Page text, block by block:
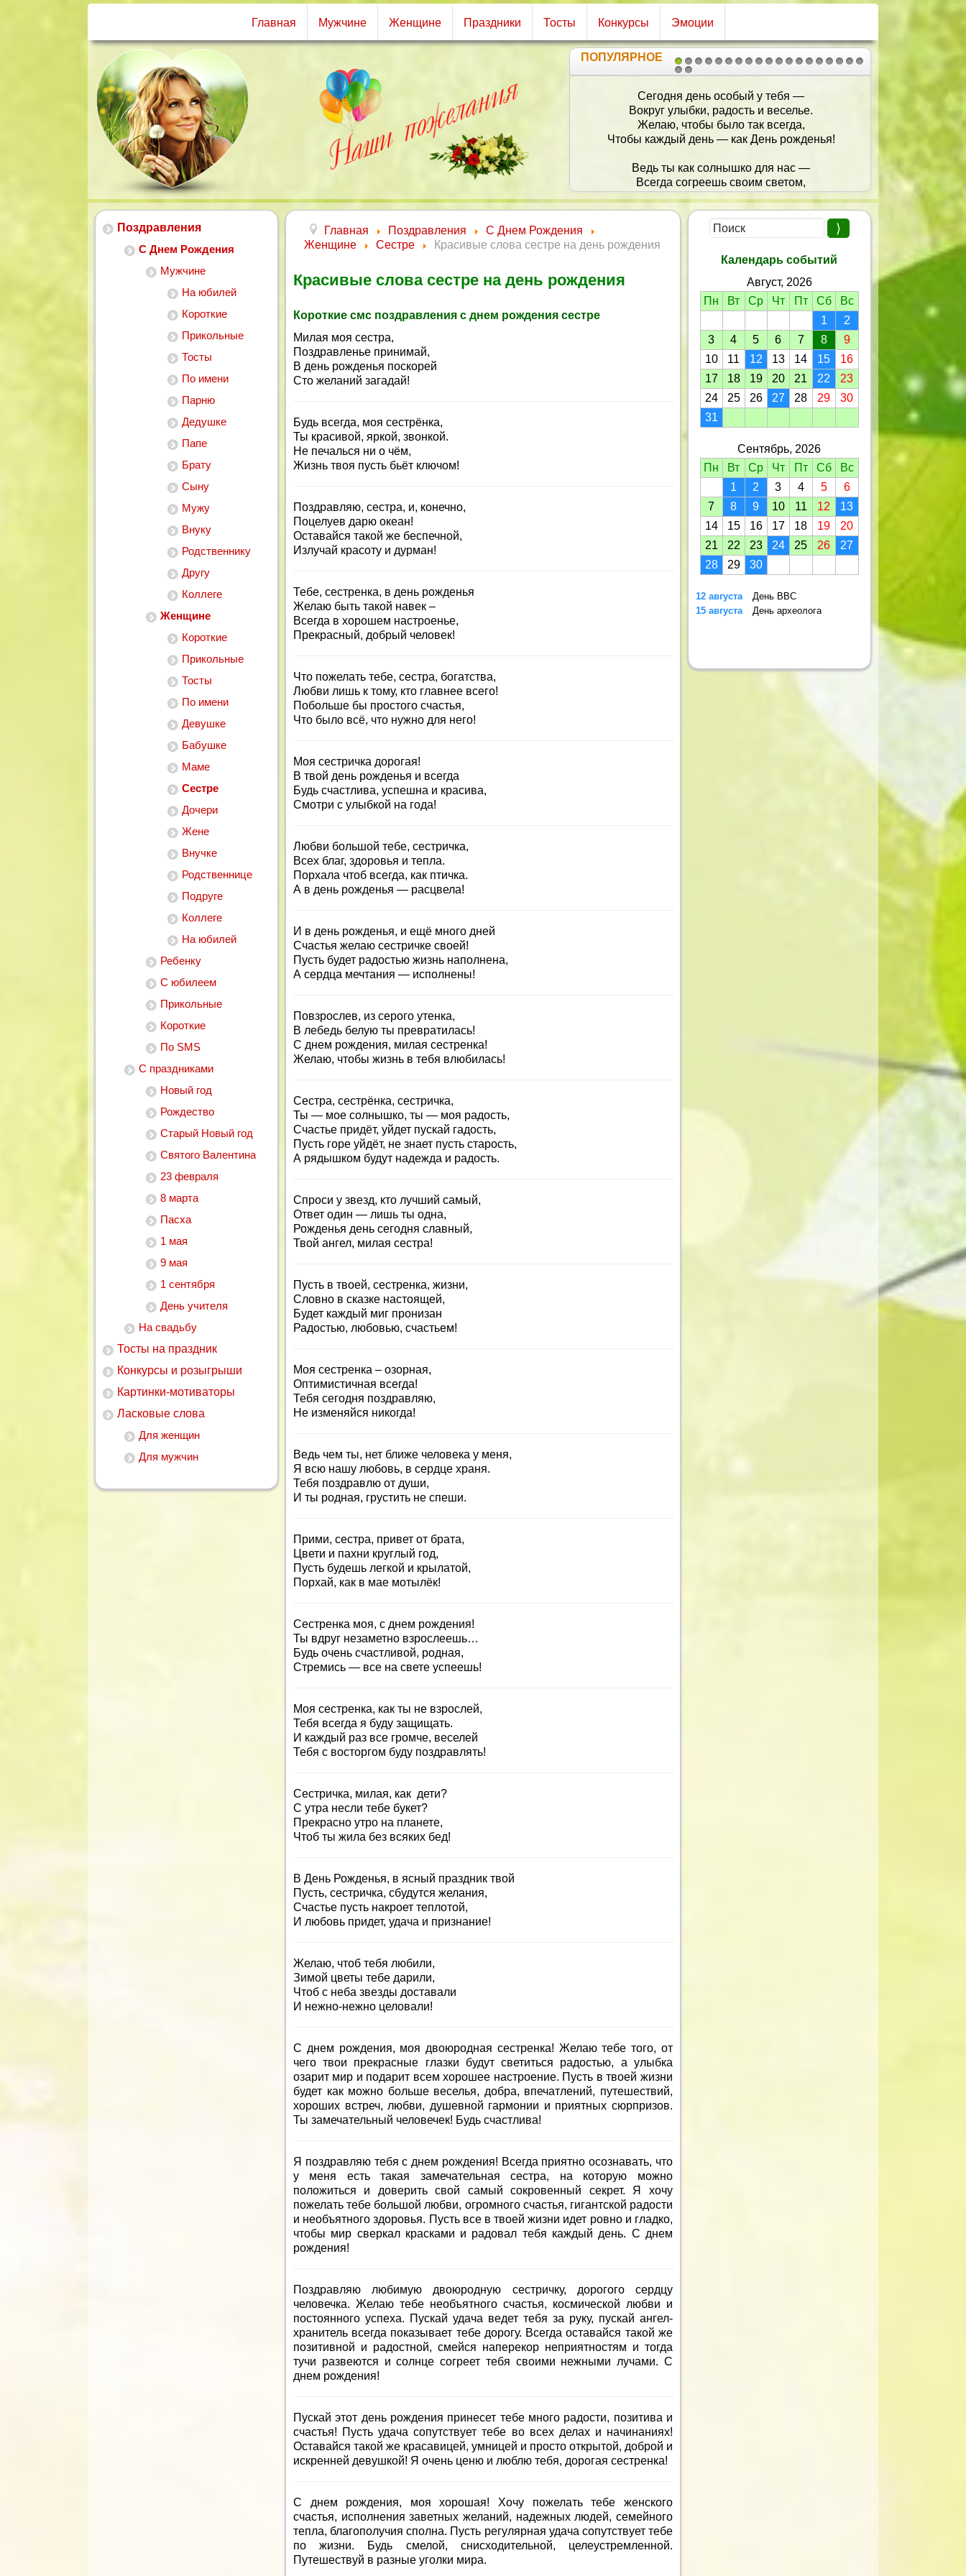
Главная Мужчине Женщине Праздники Тосты Конкурсы Эмоции
1 2
2021
ПОПУЛЯРНОЕ
Сегодня день особый у тебя —
Вокруг улыбки, радость и веселье.
Желаю, чтобы было так всегда,
Чтобы каждый день — как День рожденья!
Ведь ты как солнышко для нас —
Всегда согреешь своим светом,
Пусть счастье и удача для тебя
Всю жизнь раскрасят ярким цветом!
Поздравления
С Днем Рождения
Мужчине
На юбилей
Короткие
Прикольные
Тосты
По имени
Парню
Дедушке
Папе
Брату
Сыну
Мужу
Внуку
Родственнику
Другу
Коллеге
Женщине
Короткие
Прикольные
Тосты
По имени
Девушке
Бабушке
Маме
Сестре
Дочери
Жене
Внучке
Родственнице
Подруге
Коллеге
На юбилей
Ребенку
С юбилеем
Прикольные
Короткие
По SMS
С праздниками
Новый год
Рождество
Старый Новый год
Святого Валентина
23 февраля
8 марта
Пасха
1 мая
9 мая
1 сентября
День учителя
На свадьбу
Тосты на праздник
Конкурсы и розыгрыши
Картинки-мотиваторы
Ласковые слова
Для женщин
Для мужчин
Главная Поздравления
С Днем Рождения
Женщине
Сестре Красивые слова сестре на день рождения
Красивые слова сестре на день рождения
Короткие смс поздравления с днем рождения сестре
Милая моя сестра,
Поздравленье принимай,
В день рожденья поскорей
Сто желаний загадай!
Будь всегда, моя сестрёнка,
Ты красивой, яркой, звонкой.
Не печалься ни о чём,
Жизнь твоя пусть бьёт ключом!
Поздравляю, сестра, и, конечно,
Поцелуев дарю океан!
Оставайся такой же беспечной,
Излучай красоту и дурман!
Тебе, сестренка, в день рожденья
Желаю быть такой навек –
Всегда в хорошем настроенье,
Прекрасный, добрый человек!
Что пожелать тебе, сестра, богатства,
Любви лишь к тому, кто главнее всего!
Побольше бы простого счастья,
Что было всё, что нужно для него!
Моя сестричка дорогая!
В твой день рожденья и всегда
Будь счастлива, успешна и красива,
Смотри с улыбкой на года!
Любви большой тебе, сестричка,
Всех благ, здоровья и тепла.
Порхала чтоб всегда, как птичка.
А в день рожденья — расцвела!
И в день рожденья, и ещё много дней
Счастья желаю сестричке своей!
Пусть будет радостью жизнь наполнена,
А сердца мечтания — исполнены!
Повзрослев, из серого утенка,
В лебедь белую ты превратилась!
С днем рождения, милая сестренка!
Желаю, чтобы жизнь в тебя влюбилась!
Сестра, сестрёнка, сестричка,
Ты — мое солнышко, ты — моя радость,
Счастье придёт, уйдет пускай гадость,
Пусть горе уйдёт, не знает пусть старость,
А рядышком будут надежда и радость.
Спроси у звезд, кто лучший самый,
Ответ один — лишь ты одна,
Рожденья день сегодня славный,
Твой ангел, милая сестра!
Пусть в твоей, сестренка, жизни,
Словно в сказке настоящей,
Будет каждый миг пронизан
Радостью, любовью, счастьем!
Моя сестренка – озорная,
Оптимистичная всегда!
Тебя сегодня поздравляю,
Не изменяйся никогда!
Ведь чем ты, нет ближе человека у меня,
Я всю нашу любовь, в сердце храня.
Тебя поздравлю от души,
И ты родная, грустить не спеши.
Прими, сестра, привет от брата,
Цвети и пахни круглый год,
Пусть будешь легкой и крылатой,
Порхай, как в мае мотылёк!
Сестренка моя, с днем рождения!
Ты вдруг незаметно взрослеешь…
Будь очень счастливой, родная,
Стремись — все на свете успеешь!
Моя сестренка, как ты не взрослей,
Тебя всегда я буду защищать.
И каждый раз все громче, веселей
Тебя с восторгом буду поздравлять!
Сестричка, милая, как дети?
С утра несли тебе букет?
Прекрасно утро на планете,
Чтоб ты жила без всяких бед!
В День Рожденья, в ясный праздник твой
Пусть, сестричка, сбудутся желания,
Счастье пусть накроет теплотой,
И любовь придет, удача и признание!
Желаю, чтоб тебя любили,
Зимой цветы тебе дарили,
Чтоб с неба звезды доставали
И нежно-нежно целовали!
С днем рождения, моя двоюродная сестренка! Желаю тебе того, от
чего твои прекрасные глазки будут светиться радостью, а улыбка
озарит мир и подарит всем хорошее настроение. Пусть в твоей жизни
будет как можно больше веселья, добра, впечатлений, путешествий,
хороших встреч, любви, душевной гармонии и приятных сюрпризов.
Ты замечательный человечек! Будь счастлива!
Я поздравляю тебя с днем рождения! Всегда приятно осознавать, что
у меня есть такая замечательная сестра, на которую можно
положиться и доверить свой самый сокровенный секрет. Я хочу
пожелать тебе большой любви, огромного счастья, гигантской радости
и необъятного здоровья. Пусть все в твоей жизни идет ровно и гладко,
чтобы мир сверкал красками и радовал тебя каждый день. С днем
рождения!
Поздравляю любимую двоюродную сестричку, дорогого сердцу
человечка. Желаю тебе необъятного счастья, космической любви и
постоянного успеха. Пускай удача ведет тебя за руку, пускай ангел-
хранитель всегда показывает тебе дорогу. Всегда оставайся такой же
позитивной и радостной, смейся наперекор неприятностям и тогда
тучи развеются и солнце согреет тебя своими нежными лучами. С
днем рождения!
Пускай этот день рождения принесет тебе много радости, позитива и
счастья! Пусть удача сопутствует тебе во всех делах и начинаниях!
Оставайся такой же красавицей, умницей и просто открытой, доброй и
искренней девушкой! Я очень ценю и люблю тебя, дорогая сестренка!
С днем рождения, моя хорошая! Хочу пожелать тебе женского
счастья, исполнения заветных желаний, надежных людей, семейного
тепла, благополучия сполна. Пусть регулярная удача сопутствует тебе
по жизни. Будь смелой, снисходительной, целеустремленной.
Путешествуй в разные уголки мира.
Календарь событий
Август, 2026
Пн
Вт Ср Чт Пт Сб
Вс
1
2
3
4 5 6 7 8
9
10
11 12 13 14 15
16
17
18 19 20 21 22
23
24
25 26 27 28 29
30
31
Сентябрь, 2026
Пн
Вт Ср Чт Пт Сб
Вс
1
2 3 4 5
6
7
8 9 10 11 12
13
14
15 16 17 18 19
20
21
22 23 24 25 26
27
28
29 30
12 августа
День ВВС
15 августа
День археолога